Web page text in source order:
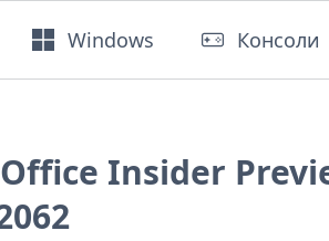
Windows Консоли
Insider